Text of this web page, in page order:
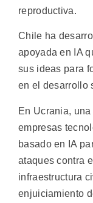
reproductiva.
Chile ha
apoyada en IA
sus ideas para
en el desarrollo
En Ucrania,
empresas
basado en IA
ataques contra
infraestructura
enjuiciamiento